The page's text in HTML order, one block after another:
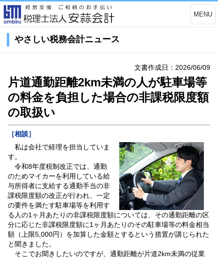
MENU
やさしい税務会計ニュース
文書作成日：2026/06/09
片道通勤距離2km未満の人が駐車場等
の料金を負担した場合の非課税限度額
の取扱い
［相談］
私は会社で経理を担当していま
す。
令和8年度税制改正では、通勤
のためマイカーを利用している給
与所得者に支給する通勤手当の非
課税限度額の改正が行われ、一定
の要件を満たす駐車場等を利用す
る人の1ヶ月あたりの非課税限度額については、その通勤距離の区
分に応じた非課税限度額に1ヶ月あたりのその駐車場等の料金相当
額（上限5,000円）を加算した金額とするという措置が講じられた
と聞きました。
そこでお聞きしたいのですが、通勤距離が片道2km未満の従業